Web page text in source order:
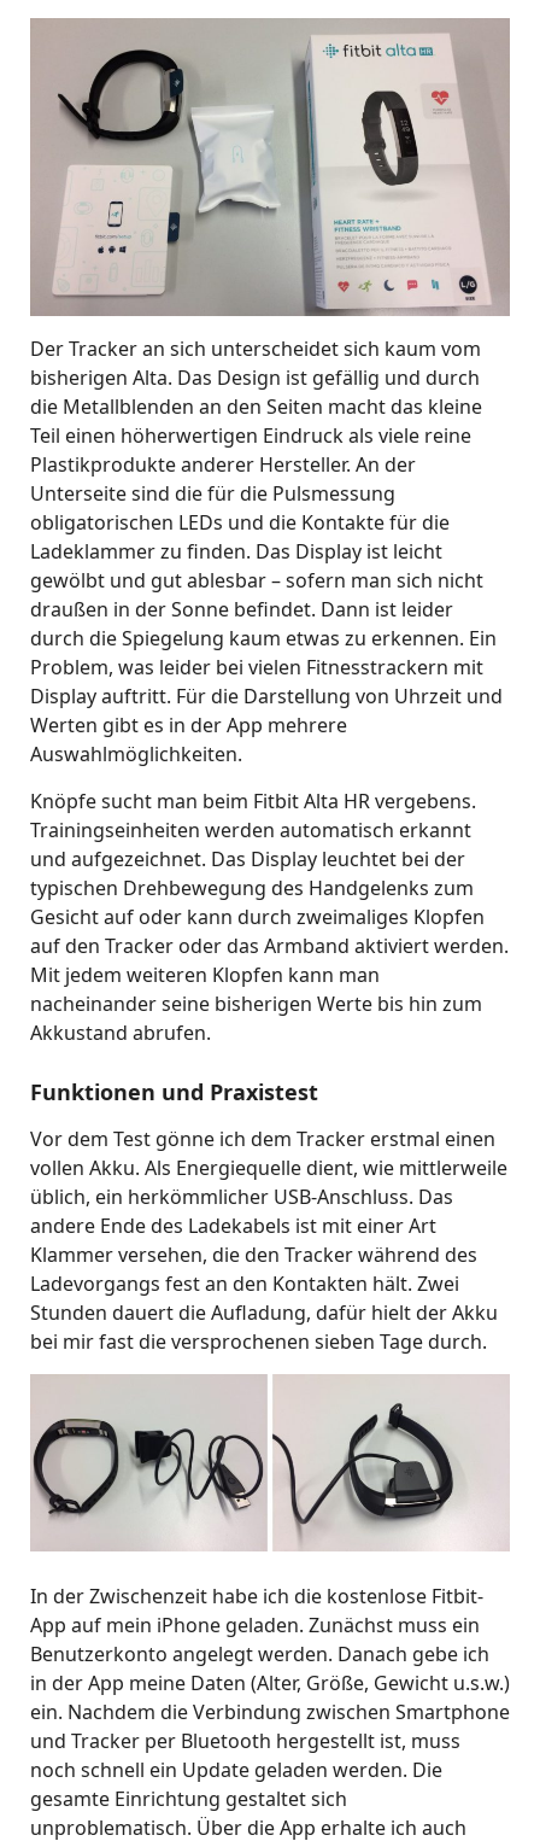
Der Tracker an sich unterscheidet sich kaum vom
bisherigen Alta. Das Design ist gefällig und durch
die Metallblenden an den Seiten macht das kleine
Teil einen höherwertigen Eindruck als viele reine
Plastikprodukte anderer Hersteller. An der
Unterseite sind die für die Pulsmessung
obligatorischen LEDs und die Kontakte für die
Ladeklammer zu finden. Das Display ist leicht
gewölbt und gut ablesbar – sofern man sich nicht
draußen in der Sonne befindet. Dann ist leider
durch die Spiegelung kaum etwas zu erkennen. Ein
Problem, was leider bei vielen Fitnesstrackern mit
Display auftritt. Für die Darstellung von Uhrzeit und
Werten gibt es in der App mehrere
Auswahlmöglichkeiten.
Knöpfe sucht man beim Fitbit Alta HR vergebens.
Trainingseinheiten werden automatisch erkannt
und aufgezeichnet. Das Display leuchtet bei der
typischen Drehbewegung des Handgelenks zum
Gesicht auf oder kann durch zweimaliges Klopfen
auf den Tracker oder das Armband aktiviert werden.
Mit jedem weiteren Klopfen kann man
nacheinander seine bisherigen Werte bis hin zum
Akkustand abrufen.
Funktionen und Praxistest
Vor dem Test gönne ich dem Tracker erstmal einen
vollen Akku. Als Energiequelle dient, wie mittlerweile
üblich, ein herkömmlicher USB-Anschluss. Das
andere Ende des Ladekabels ist mit einer Art
Klammer versehen, die den Tracker während des
Ladevorgangs fest an den Kontakten hält. Zwei
Stunden dauert die Aufladung, dafür hielt der Akku
bei mir fast die versprochenen sieben Tage durch.
In der Zwischenzeit habe ich die kostenlose Fitbit-
App auf mein iPhone geladen. Zunächst muss ein
Benutzerkonto angelegt werden. Danach gebe ich
in der App meine Daten (Alter, Größe, Gewicht u.s.w.)
ein. Nachdem die Verbindung zwischen Smartphone
und Tracker per Bluetooth hergestellt ist, muss
noch schnell ein Update geladen werden. Die
gesamte Einrichtung gestaltet sich
unproblematisch. Über die App erhalte ich auch